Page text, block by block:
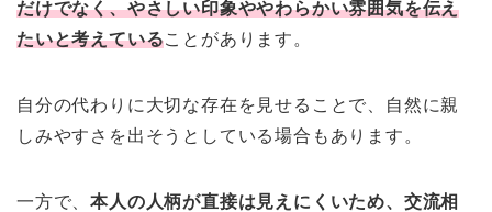
だけでなく、やさしい印象ややわらかい雰囲気を伝え
たいと考えていることがあります。
自分の代わりに大切な存在を見せることで、自然に親
しみやすさを出そうとしている場合もあります。
一方で、本人の人柄が直接は見えにくいため、交流相